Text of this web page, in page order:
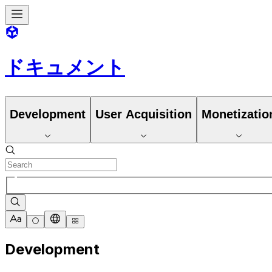
ドキュメント
Development User Acquisition
Development